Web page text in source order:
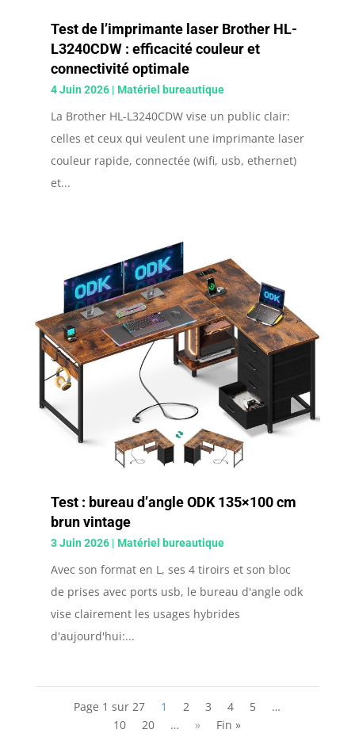
Test de l’imprimante laser Brother HL-
L3240CDW : efficacité couleur et
connectivité optimale
4 Juin 2026| Matériel bureautique
La Brother HL-L3240CDW vise un public clair:
celles et ceux qui veulent une imprimante laser
couleur rapide, connectée (wifi, usb, ethernet)
et...
Test : bureau d’angle ODK 135×100 cm
brun vintage
3 Juin 2026| Matériel bureautique
Avec son format en L, ses 4 tiroirs et son bloc
de prises avec ports usb, le bureau d'angle odk
vise clairement les usages hybrides
d'aujourd'hui:...
Page 1 sur 27 1 2 3 4 5
…
10
20 … » Fin »